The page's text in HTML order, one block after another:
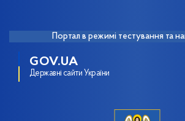
Портал в режимі тестування та
GOV.UA
Державні сайти України